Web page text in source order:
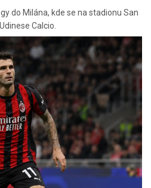
do Milána, kde se na stadionu San
Calcio.